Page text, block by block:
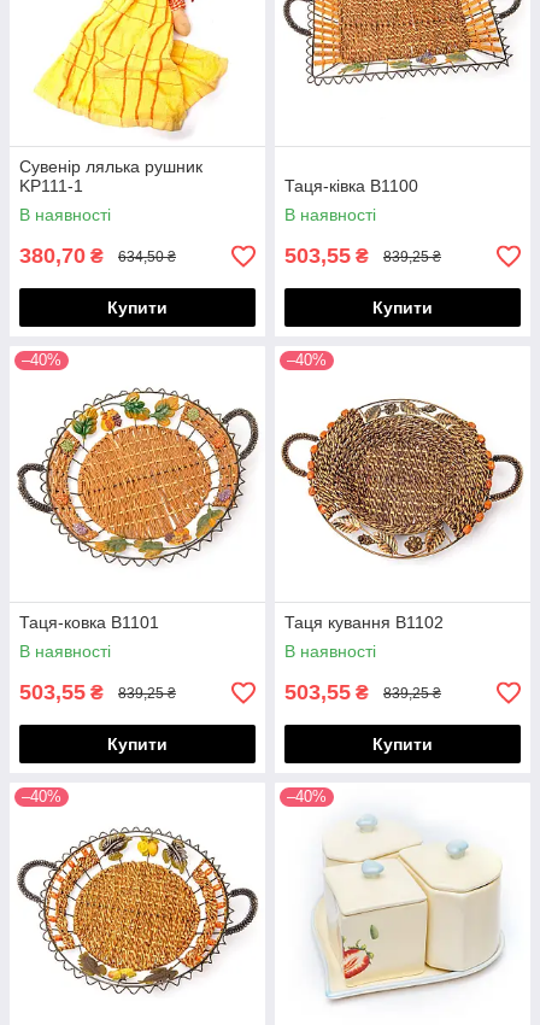
Сувенір лялька рушник
KP111-1
В наявності
380,70 ₴ 634,50 ₴
Купити
Таця-ківка B1100
В наявності
503,55 ₴ 839,25 ₴
Купити
–40%
Таця-ковка B1101
В наявності
503,55 ₴ 839,25 ₴
Купити
–40%
Таця кування B1102
В наявності
503,55 ₴ 839,25 ₴
Купити
–40% –40%